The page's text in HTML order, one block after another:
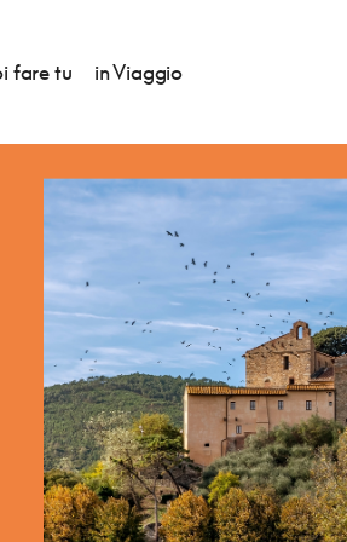
fare tu in Viaggio